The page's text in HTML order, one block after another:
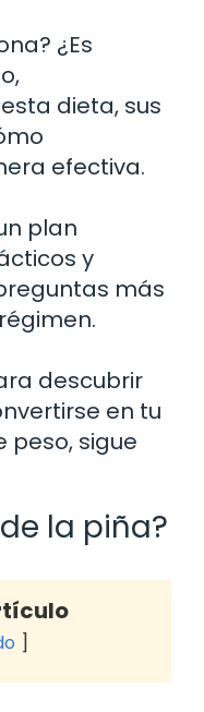
¿Es
dieta, sus
efectiva.
plan
y
más
descubrir
en tu
peso, sigue
la piña?